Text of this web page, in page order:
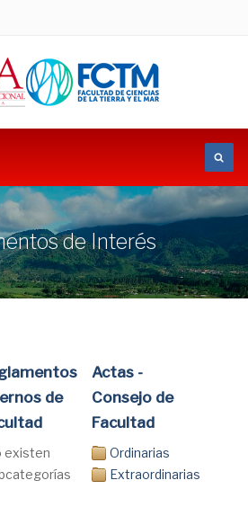
de Interés
de
existen
Actas -
Consejo de
Facultad
Ordinarias
Extraordinarias